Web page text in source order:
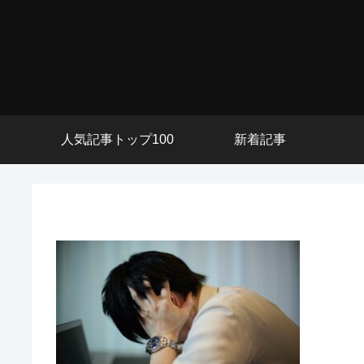
人気記事トップ100 新着記事